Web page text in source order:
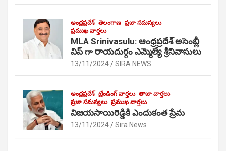
ఆంధ్రప్రదేశ్ తెలంగాణ ప్రజా సమస్యలు
ప్రముఖ వార్తలు
MLA Srinivasulu: ఆంధ్రప్రదేశ్ అసెంబ్లీ
విప్ గా రాయదుర్గం ఎమ్మెల్యే శ్రీనివాసులు
13/11/2024 SIRA NEWS
ఆంధ్రప్రదేశ్ ట్రేండింగ్ వార్తలు తాజా వార్తలు
ప్రజా సమస్యలు ప్రముఖ వార్తలు
విజయసాయిరెడ్డికి ఎందుకంత ప్రేమ
13/11/2024 Sira News